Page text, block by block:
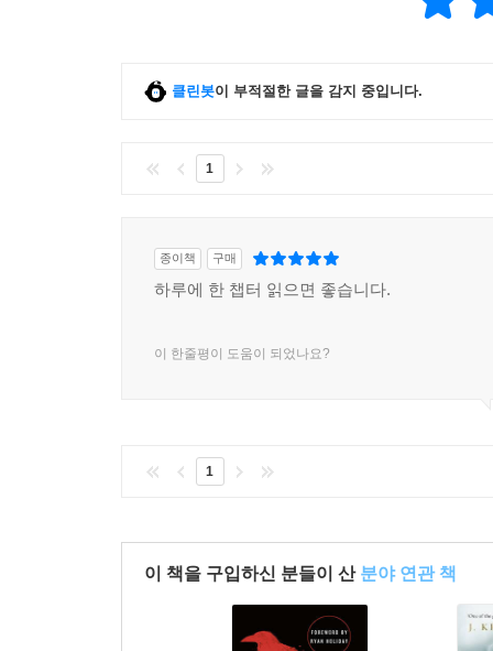
클린봇이 부적절한 글을 감지 중입니다.
1
종이책 구매
하루에 한 챕터 읽으면 좋습니다.
이 한줄평이 도움이 되었나요?
1
이 책을 구입하신 분들이 산 분야 연관 책